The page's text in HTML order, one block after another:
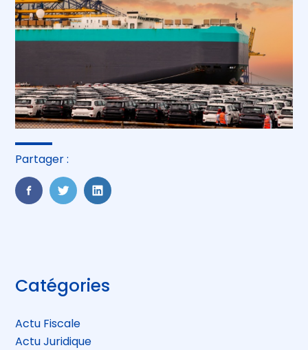
Partager :
FaceBook
TwitterLinkedIn
Blog
sidebar
Catégories
Actu Fiscale
Actu Juridique